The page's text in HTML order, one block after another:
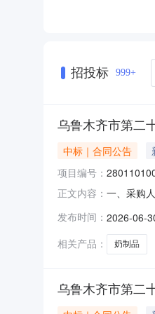
招投标 999+
乌鲁木齐市第二
中标｜合同公告
项目编号：
正文内容： 一、采购
或标的基
发布时间： 2026-06-
相关产品：
奶制品
乌鲁木齐市第二